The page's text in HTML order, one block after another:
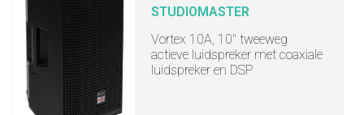
STUDIOMASTER
Vortex 10A, 10" tweeweg
actieve luidspreker met coaxiale
luidspreker en DSP